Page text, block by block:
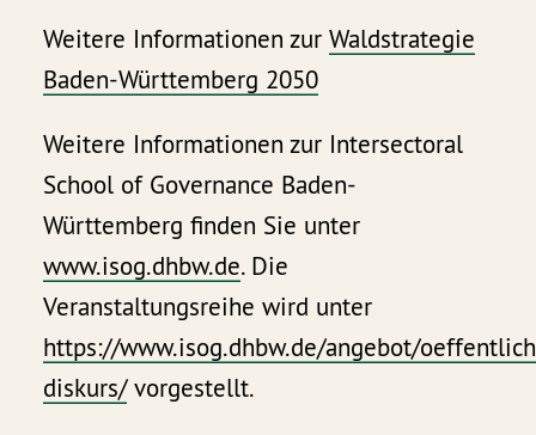
Weitere Informationen zurWaldstrategie
Baden-Württemberg 2050
Weitere Informationen zur Intersectoral
School of Governance Baden-
Württemberg finden Sie unter
www.isog.dhbw.de. Die
Veranstaltungsreihe wird unter
https://www.isog.dhbw.de/angebot/
diskurs/vorgestellt.